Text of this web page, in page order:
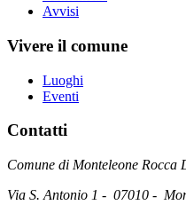
Avvisi
Vivere il comune
Luoghi
Eventi
Contatti
Comune di Monteleone Rocca
Via S. Antonio 1 - 07010 -